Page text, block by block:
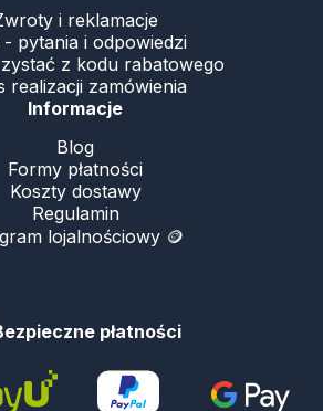
i reklamacje
- pytania i odpowiedzi
z kodu rabatowego
realizacji zamówienia
Informacje
Blog
Formy płatności
Koszty dostawy
Regulamin
lojalnościowy 🪙
płatności